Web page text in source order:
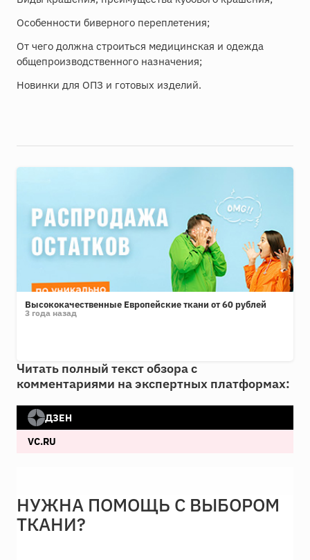
Особенности биверного переплетения;
От чего должна строиться медицинская и одежда
общепроизводственного назначения;
Новинки для ОПЗ и готовых изделий.
Высококачественные Европейские ткани от 60 рублей
3 года назад
Читать полный текст обзора с
комментариями на экспертных платформах:
ДЗЕН
VC.RU
НУЖНА ПОМОЩЬ С ВЫБОРОМ
ТКАНИ?